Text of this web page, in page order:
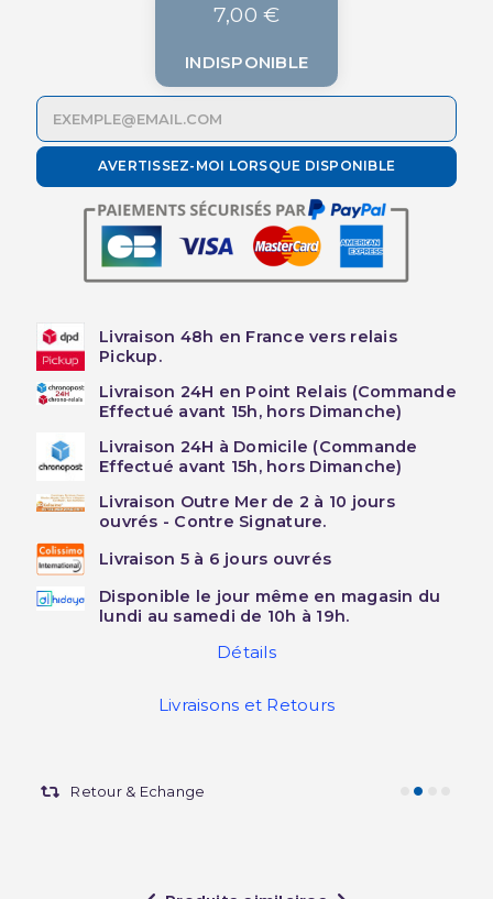
7,00 €
INDISPONIBLE
AVERTISSEZ-MOI LORSQUE DISPONIBLE
Livraison 48h en France vers relais
Pickup.
Livraison 24H en Point Relais (Commande
Effectué avant 15h, hors Dimanche)
Livraison 24H à Domicile (Commande
Effectué avant 15h, hors Dimanche)
Livraison Outre Mer de 2 à 10 jours
ouvrés - Contre Signature.
Livraison 5 à 6 jours ouvrés
Disponible le jour même en magasin du
lundi au samedi de 10h à 19h.
Détails
Livraisons et Retours
Retour & Echange